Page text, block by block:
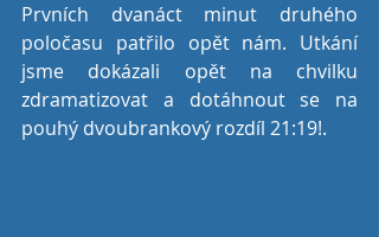
Prvních dvanáct minut druhého
poločasu patřilo opět nám. Utkání
jsme dokázali opět na chvilku
zdramatizovat a dotáhnout se na
pouhý dvoubrankový rozdíl 21:19!.